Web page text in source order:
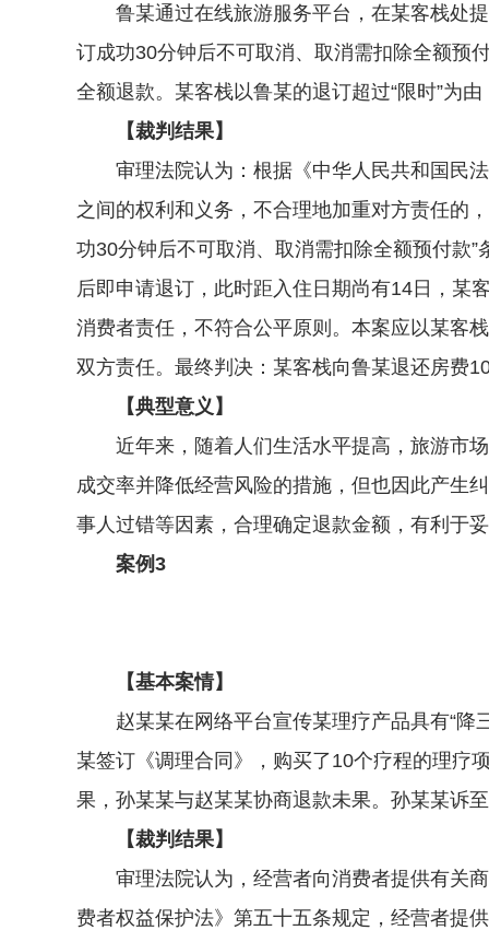
鲁某通过在线旅游服务平台，在某客栈处提
订成功30分钟后不可取消、取消需扣除全额预
全额退款。某客栈以鲁某的退订超过“限时”为
【裁判结果】
审理法院认为：根据《中华人民共和国民法
之间的权利和义务，不合理地加重对方责任的
功30分钟后不可取消、取消需扣除全额预付款
后即申请退订，此时距入住日期尚有14日，某
消费者责任，不符合公平原则。本案应以某客
双方责任。最终判决：某客栈向鲁某退还房费
【典型意义】
近年来，随着人们生活水平提高，旅游市场
成交率并降低经营风险的措施，但也因此产生
事人过错等因素，合理确定退款金额，有利于
案例3
【基本案情】
赵某某在网络平台宣传某理疗产品具有“降三
某签订《调理合同》，购买了10个疗程的理疗
果，孙某某与赵某某协商退款未果。孙某某诉
【裁判结果】
审理法院认为，经营者向消费者提供有关商
费者权益保护法》第五十五条规定，经营者提